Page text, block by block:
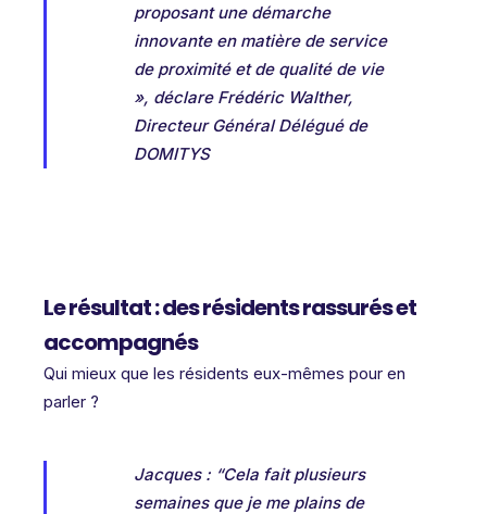
proposant une démarche
innovante en matière de service
de proximité et de qualité de vie
», déclare Frédéric Walther,
Directeur Général Délégué de
DOMITYS
Le résultat : des résidents rassurés et
accompagnés
Qui mieux que les résidents eux-mêmes pour en
parler ?
Jacques : “Cela fait plusieurs
semaines que je me plains de